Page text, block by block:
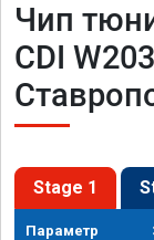
Чип
CDI
Stage 1
Параметр